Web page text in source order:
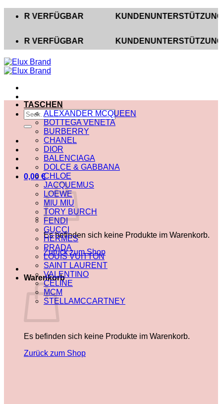
Inhalt
VERFÜGBAR KUNDENUNTERSTÜTZUNG AUF
VERFÜGBAR KUNDENUNTERSTÜTZUNG AUF
Suche
nach:
0,00 €
Es befinden sich keine Produkte im Warenkorb.
Zurück zum Shop
Warenkorb
Es befinden sich keine Produkte im Warenkorb.
Zurück zum Shop
TASCHEN
ALEXANDER MCQUEEN
BOTTEGA VENETA
BURBERRY
CHANEL
DIOR
BALENCIAGA
DOLCE & GABBANA
CHLOE
JACQUEMUS
LOEWE
MIU MIU
TORY BURCH
FENDI
GUCCI
HERMES
PRADA
LOUIS VUITTON
SAINT LAURENT
VALENTINO
CELINE
MCM
STELLAMCCARTNEY